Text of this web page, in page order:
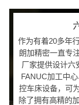
作为有着20多年
朗加精密一直专
厂家提供设计六
FANUC加工中
控车床设备，可
除了拥有高精的